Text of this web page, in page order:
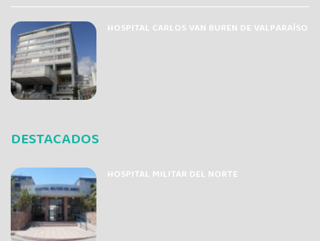
HOSPITAL CARLOS VAN BUREN DE VALPARAÍSO
DESTACADOS
HOSPITAL MILITAR DEL NORTE